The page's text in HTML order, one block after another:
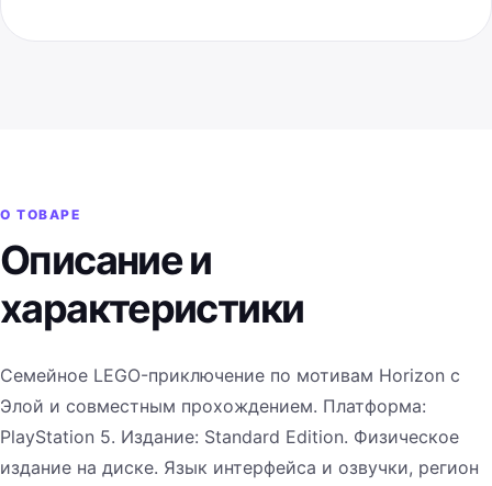
О ТОВАРЕ
Описание и
характеристики
Семейное LEGO-приключение по мотивам Horizon с
Элой и совместным прохождением. Платформа:
PlayStation 5. Издание: Standard Edition. Физическое
издание на диске. Язык интерфейса и озвучки, регион